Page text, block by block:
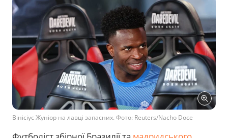
Вінісіус Жуніор на лавці запасних. Фото: Reuters/Nacho Doce